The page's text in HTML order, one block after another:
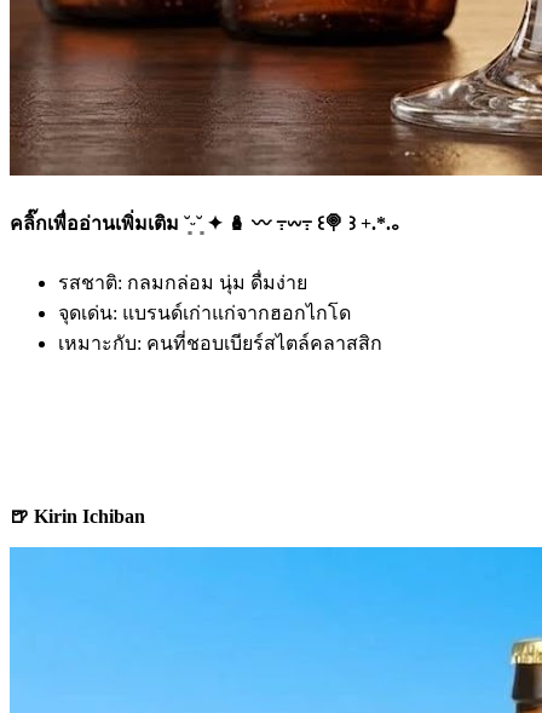
คลิ๊กเพื่ออ่านเพิ่มเติม ˘͈ᵕ˘͈ ✦ 🪆 〰️ ߹𖥦߹ ꒰🍭 ꒱ +.*.｡
รสชาติ: กลมกล่อม นุ่ม ดื่มง่าย
จุดเด่น: แบรนด์เก่าแก่จากฮอกไกโด
เหมาะกับ: คนที่ชอบเบียร์สไตล์คลาสสิก
🍺 Kirin Ichiban